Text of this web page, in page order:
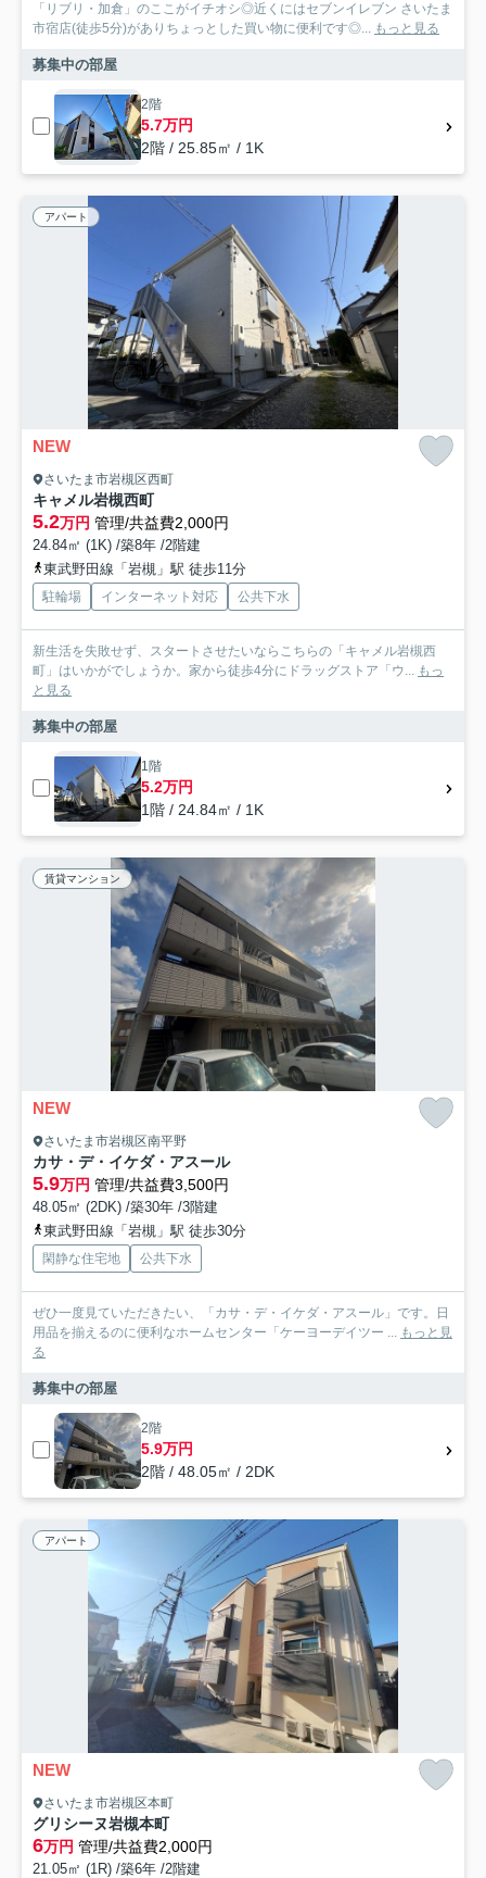
「リブリ・加倉」のここがイチオシ◎近くにはセブンイレブン さいたま
市宿店(徒歩5分)がありちょっとした買い物に便利です◎...
もっと見る
募集中の部屋
2階
5.7万円
2階 / 25.85㎡ / 1K
アパート
NEW
さいたま市岩槻区西町
キャメル岩槻西町
5.2万円 管理/共益費2,000円
24.84㎡ (1K) /築8年 /2階建
東武野田線「岩槻」駅 徒歩11分
駐輪場 インターネット対応 公共下水
新生活を失敗せず、スタートさせたいならこちらの「キャメル岩槻西
町」はいかがでしょうか。家から徒歩4分にドラッグストア「ウ...
もっ
と見る
募集中の部屋
1階
5.2万円
1階 / 24.84㎡ / 1K
賃貸マンション
NEW
さいたま市岩槻区南平野
カサ・デ・イケダ・アスール
5.9万円 管理/共益費3,500円
48.05㎡ (2DK) /築30年 /3階建
東武野田線「岩槻」駅 徒歩30分
閑静な住宅地 公共下水
ぜひ一度見ていただきたい、「カサ・デ・イケダ・アスール」です。日
用品を揃えるのに便利なホームセンター「ケーヨーデイツー ...
もっと見
る
募集中の部屋
2階
5.9万円
2階 / 48.05㎡ / 2DK
アパート
NEW
さいたま市岩槻区本町
グリシーヌ岩槻本町
6万円 管理/共益費2,000円
21.05㎡ (1R) /築6年 /2階建